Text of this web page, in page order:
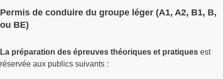
Permis de conduire du groupe léger (A1, A2, B1, B,
ou BE)
La préparation des épreuves théoriques et pratiques est
réservée aux publics suivants :